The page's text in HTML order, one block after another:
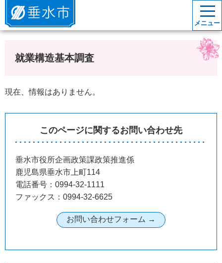
垂水市
メニュー
就業構造基本調査
現在、情報はありません。
このページに関するお問い合わせ先
垂水市役所企画政策課政策推進係
鹿児島県垂水市上町114
電話番号：0994-32-1111
ファックス：0994-32-6625